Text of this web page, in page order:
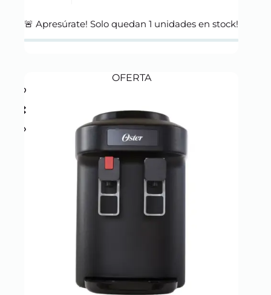
was:
is:
🚨 Apresúrate! Solo quedan1 unidades en stock!
OFERTA